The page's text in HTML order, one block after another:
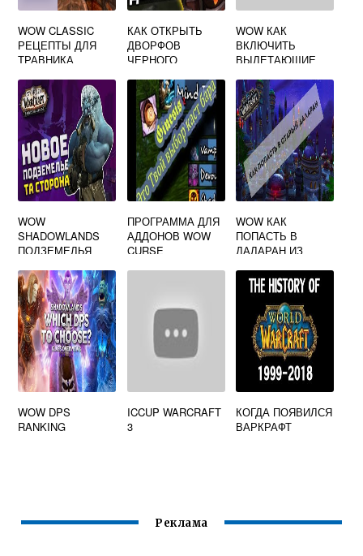
WOW CLASSIC
РЕЦЕПТЫ ДЛЯ
ТРАВНИКА
КАК ОТКРЫТЬ
ДВОРФОВ
ЧЕРНОГО
WOW КАК
ВКЛЮЧИТЬ
ВЫЛЕТАЮЩИЕ
WOW
SHADOWLANDS
ПОДЗЕМЕЛЬЯ
ПРОГРАММА ДЛЯ
АДДОНОВ WOW
CURSE
WOW КАК
ПОПАСТЬ В
ДАЛАРАН ИЗ
WOW DPS
RANKING
ICCUP WARCRAFT
3
КОГДА ПОЯВИЛСЯ
ВАРКРАФТ
Реклама